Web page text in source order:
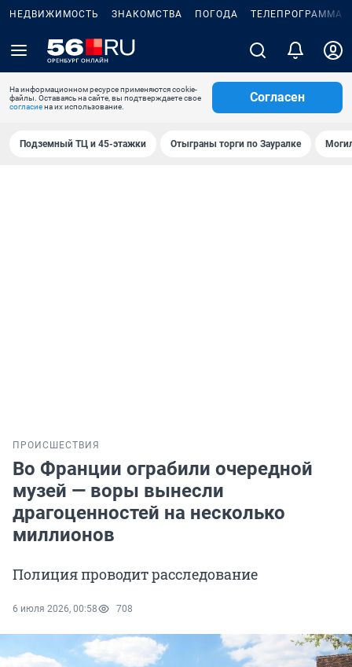
НЕДВИЖИМОСТЬ ЗНАКОМСТВА ПОГОДА ТЕЛЕПРОГРАММА
На информационном ресурсе применяются cookie-
файлы. Оставаясь на сайте, вы подтверждаете свое
согласиена их использование.
Согласен
Подземный ТЦ и 45-этажки Отыграны торги по Зауралке
ПРОИСШЕСТВИЯ
Во Франции ограбили очередной
музей — воры вынесли
драгоценностей на несколько
миллионов
Полиция проводит расследование
6 июля 2026, 00:58 708